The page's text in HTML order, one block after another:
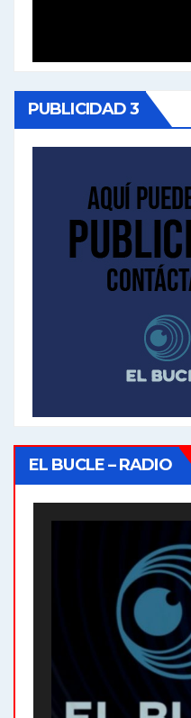
PUBLICIDAD 3
EL BUCLE – RADIO